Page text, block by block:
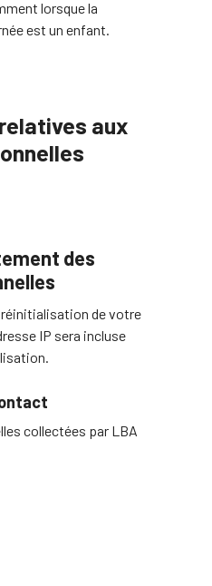
lorsque la
est un enfant.
aux
des
réinitialisation de votre
IP sera incluse
collectées par LBA